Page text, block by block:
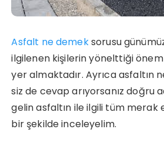
Asfalt ne demeksorusu
ilgilenen kişilerin yönelttiği
yer almaktadır. Ayrıca asfaltın
siz de cevap arıyorsanız doğru
gelin asfaltın ile ilgili tüm merak
bir şekilde inceleyelim.